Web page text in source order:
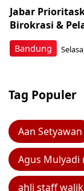
Bandung
Jabar
Birokrasi &
Tag Populer
Aan Setyawan
Agus Mulyadi
ahli staff